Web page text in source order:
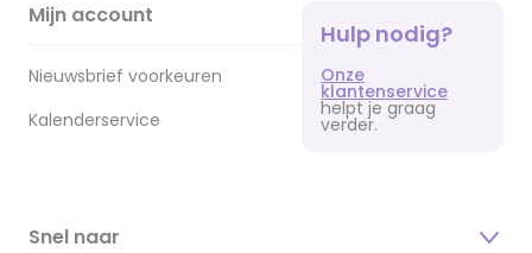
Mijn account
Nieuwsbrief voorkeuren
Kalenderservice
Hulp nodig?
Onze
klantenservice
helpt je graag
verder.
Snel naar